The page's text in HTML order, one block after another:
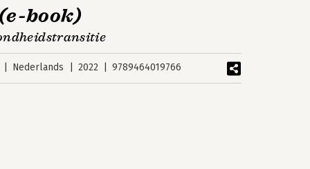
book)
Nederlands 2022 9789464019766